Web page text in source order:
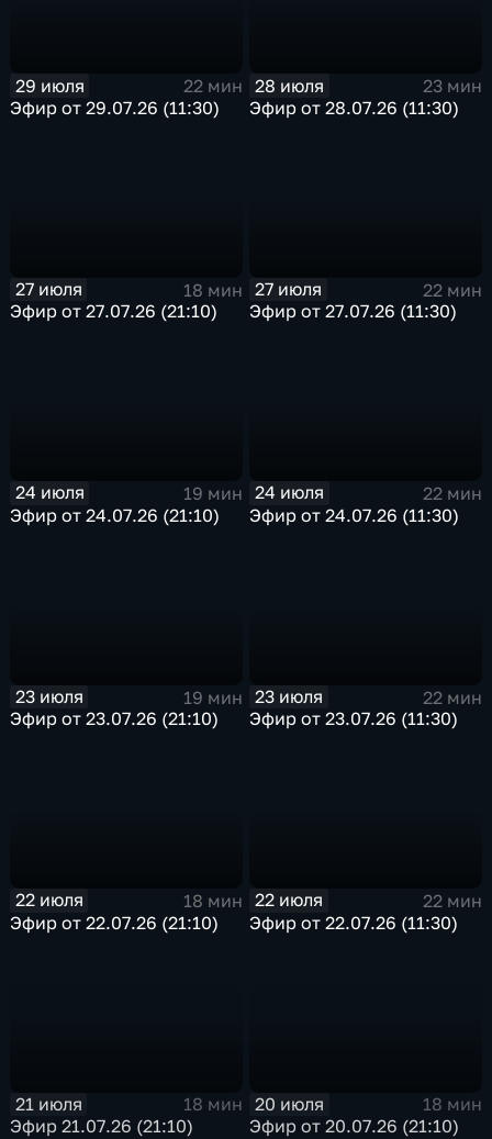
29 июля
22 мин
Эфир от 29.07.26 (11:30)
28 июля
23 мин
Эфир от 28.07.26 (11:30)
27 июля
18 мин
Эфир от 27.07.26 (21:10)
27 июля
22 мин
Эфир от 27.07.26 (11:30)
24 июля
19 мин
Эфир от 24.07.26 (21:10)
24 июля
22 мин
Эфир от 24.07.26 (11:30)
23 июля
19 мин
Эфир от 23.07.26 (21:10)
23 июля
22 мин
Эфир от 23.07.26 (11:30)
22 июля
18 мин
Эфир от 22.07.26 (21:10)
22 июля
22 мин
Эфир от 22.07.26 (11:30)
21 июля
18 мин
Эфир 21.07.26 (21:10)
20 июля
18 мин
Эфир от 20.07.26 (21:10)